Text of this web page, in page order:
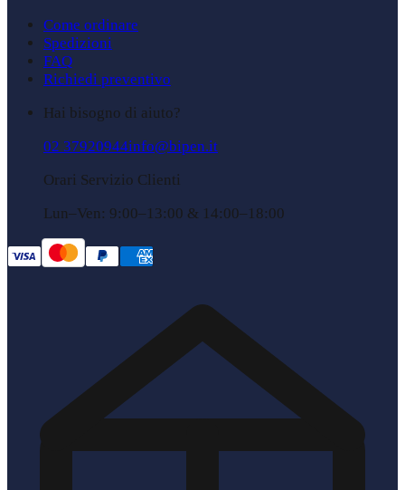
Come ordinare
Spedizioni
FAQ
Richiedi preventivo
Hai bisogno di aiuto?
02 37920944info@bipen.it
Orari Servizio Clienti
Lun–Ven: 9:00–13:00 & 14:00–18:00